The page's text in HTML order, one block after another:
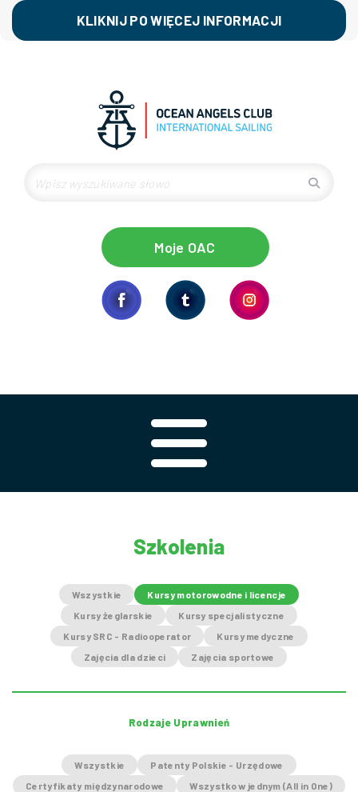
KLIKNIJ PO WIĘCEJ INFORMACJI
Moje OAC
Szkolenia
Wszystkie
Kursy motorowodne i licencje
Kursy żeglarskie
Kursy specjalistyczne
Kursy SRC - Radiooperator
Kursy medyczne
Zajęcia dla dzieci
Zajęcia sportowe
Rodzaje Uprawnień
Wszystkie
Patenty Polskie - Urzędowe
Certyfikaty międzynarodowe
Wszystko w jednym (All in One)